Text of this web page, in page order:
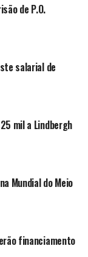
de P.O.
salarial de
mil a Lindbergh
Mundial do Meio
financiamento